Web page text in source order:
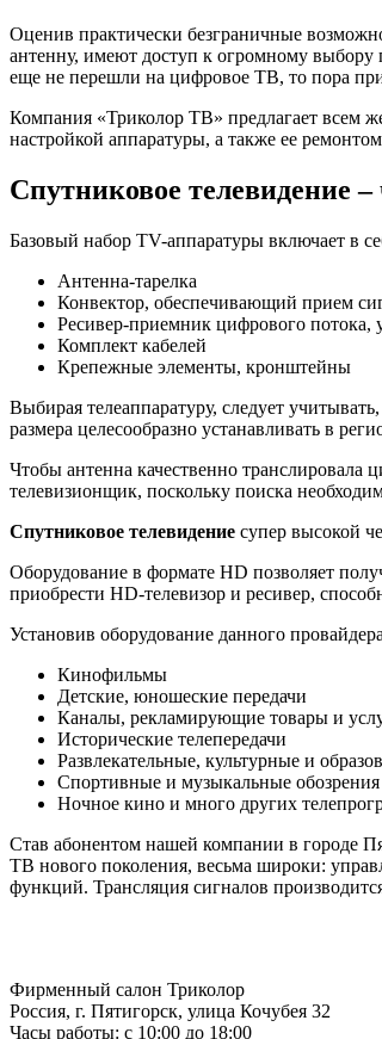
Оценив практически безграничные
антенну, имеют доступ к огромному выбору
еще не перешли на цифровое ТВ, то пора
Компания «Триколор ТВ» предлагает всем
настройкой аппаратуры, а также ее
Спутниковое телевидение
Базовый набор TV-аппаратуры включает в
Антенна-тарелка
Конвектор, обеспечивающий прием
Ресивер-приемник цифрового потока,
Комплект кабелей
Крепежные элементы, кронштейны
Выбирая телеаппаратуру, следует
размера целесообразно устанавливать в
Чтобы антенна качественно транслировала
телевизионщик, поскольку поиска
Спутниковое телевидение супер высокой
Оборудование в формате HD позволяет
приобрести HD-телевизор и ресивер,
Установив оборудование данного
Кинофильмы
Детские, юношеские передачи
Каналы, рекламирующие товары и
Исторические телепередачи
Развлекательные, культурные и
Спортивные и музыкальные обозрения
Ночное кино и много других
Став абонентом нашей компании в городе
ТВ нового поколения, весьма широки:
функций. Трансляция сигналов
Фирменный салон Триколор
Россия, г. Пятигорск, улица Кочубея 32
Часы работы: с 10:00 до 18:00